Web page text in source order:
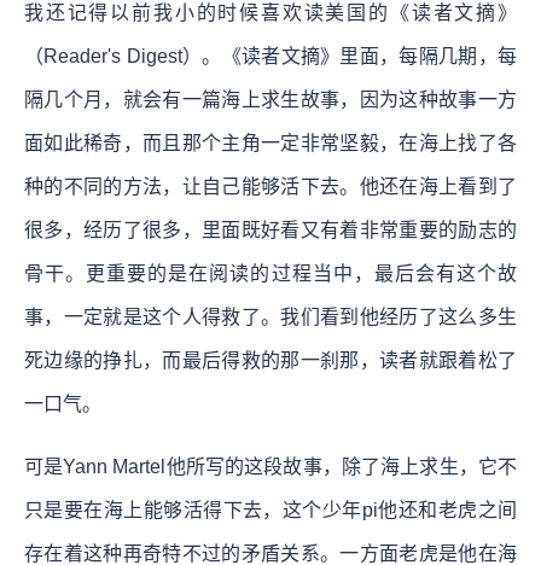
我还记得以前我小的时候喜欢读美国的《读者文摘》
（Reader's Digest）。《读者文摘》里面，每隔几期，每
隔几个月，就会有一篇海上求生故事，因为这种故事一方
面如此稀奇，而且那个主角一定非常坚毅，在海上找了各
种的不同的方法，让自己能够活下去。他还在海上看到了
很多，经历了很多，里面既好看又有着非常重要的励志的
骨干。更重要的是在阅读的过程当中，最后会有这个故
事，一定就是这个人得救了。我们看到他经历了这么多生
死边缘的挣扎，而最后得救的那一刹那，读者就跟着松了
一口气。
可是Yann Martel他所写的这段故事，除了海上求生，它不
只是要在海上能够活得下去，这个少年pi他还和老虎之间
存在着这种再奇特不过的矛盾关系。一方面老虎是他在海